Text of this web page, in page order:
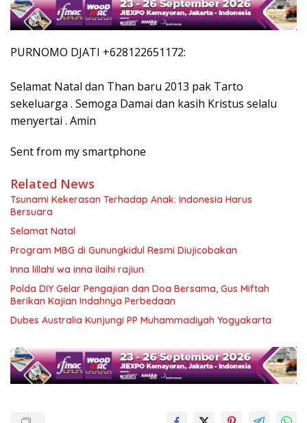
PURNOMO DJATI +628122651172:
Selamat Natal dan Than baru 2013 pak Tarto
sekeluarga . Semoga Damai dan kasih Kristus selalu
menyertai . Amin
Sent from my smartphone
Related News
Tsunami Kekerasan Terhadap Anak: Indonesia Harus
Bersuara
Selamat Natal
Program MBG di Gunungkidul Resmi Diujicobakan
Inna lillahi wa inna ilaihi rajiun
Polda DIY Gelar Pengajian dan Doa Bersama, Gus Miftah
Berikan Kajian Indahnya Perbedaan
Dubes Australia Kunjungi PP Muhammadiyah Yogyakarta